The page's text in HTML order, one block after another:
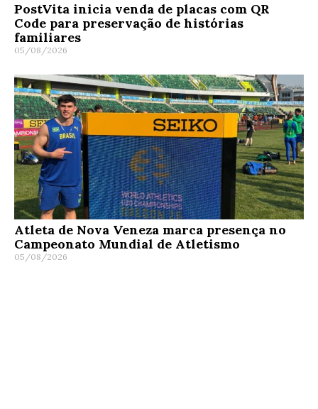
PostVita inicia venda de placas com QR
Code para preservação de histórias
familiares
05/08/2026
Atleta de Nova Veneza marca presença no
Campeonato Mundial de Atletismo
05/08/2026